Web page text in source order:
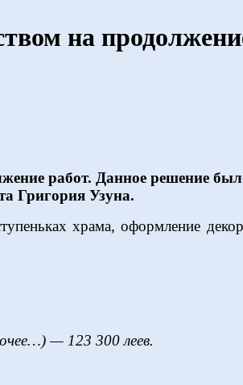
на
работ. Данное решение
Григория Узуна.
храма, оформление
— 123 300 леев.